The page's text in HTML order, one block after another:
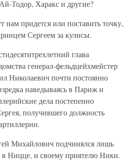
Тодор, Харакс и другие?
нам придется или поставить точку,
Сергеем за кулисы.
глава
генерал-фельдцейхмейстер
Николаевич почти постоянно
наведываясь в Париж и
дела постепенно
получившего должность
Михайлович подчинялся лишь
Ницце, и своему приятелю Ники.